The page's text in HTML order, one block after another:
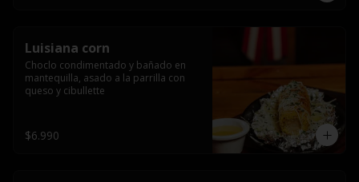
Luisiana corn
Choclo condimentado y bañado en
mantequilla, asado a la parrilla con
queso y cibullette
$6.990